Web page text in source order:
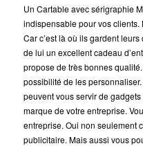
Un Cartable avec sérigraphie
indispensable pour vos
Car c’est là où ils gardent
de lui un excellent cadeau
propose de très bonnes
possibilité de les
peuvent vous servir de
marque de votre entreprise.
entreprise. Oui non seulement
publicitaire. Mais aussi vous